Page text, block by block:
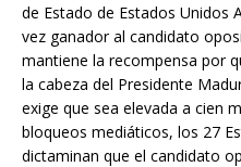
de Estado de Estados Unidos
vez ganador al candidato
mantiene la recompensa por
la cabeza del Presidente
exige que sea elevada a cien
bloqueos mediáticos, los 27
dictaminan que el candidato